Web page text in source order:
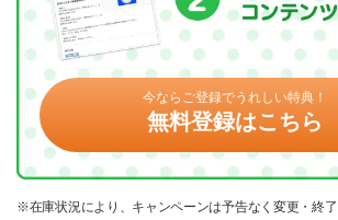
今ならご登録でうれしい特典！
無料登録はこちら
※在庫状況により、キャンペーンは予告なく変更・終